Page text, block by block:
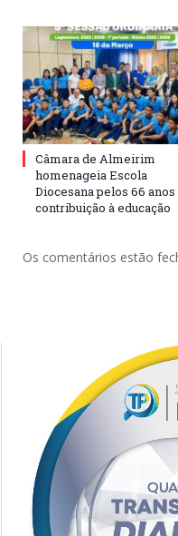
Câmara de Almeirim
homenageia Escola
Diocesana pelos 66 anos
contribuição à educação
Os comentários estão